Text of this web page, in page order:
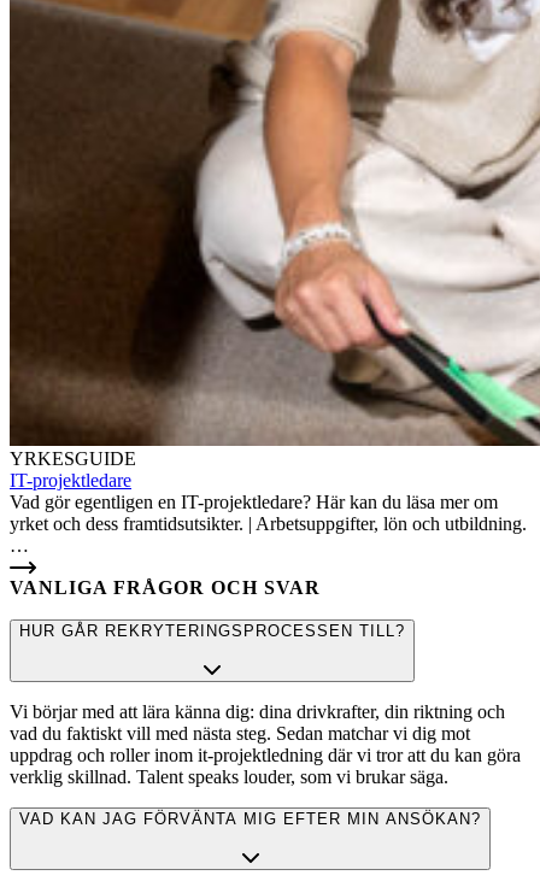
YRKESGUIDE
IT-projektledare
Vad gör egentligen en IT-projektledare? Här kan du läsa mer om
yrket och dess framtidsutsikter. | Arbetsuppgifter, lön och utbildning.
…
VANLIGA FRÅGOR OCH SVAR
HUR GÅR REKRYTERINGSPROCESSEN TILL?
Vi börjar med att lära känna dig: dina drivkrafter, din riktning och
vad du faktiskt vill med nästa steg. Sedan matchar vi dig mot
uppdrag och roller inom it-projektledning där vi tror att du kan göra
verklig skillnad. Talent speaks louder, som vi brukar säga.
VAD KAN JAG FÖRVÄNTA MIG EFTER MIN ANSÖKAN?